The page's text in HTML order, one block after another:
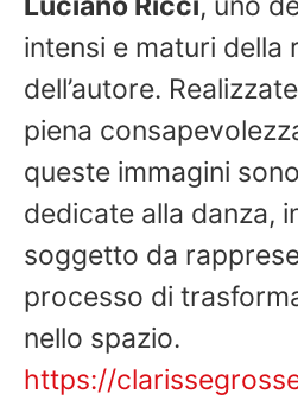
intensi e maturi della
dell’autore.
piena
queste immagini
dedicate alla danza,
soggetto da
processo di
nello spazio.
https://